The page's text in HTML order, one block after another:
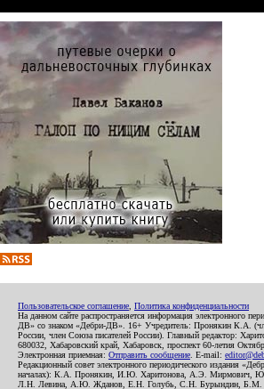
Пользовательское соглашение Политика конфиденциальности
На данном сайте распространяется информация электронного
ДВ» со знаком «Дебри-ДВ». 16+ Учредитель: Пронякин К.А.
России, член Союза писателей России). Главный редактор:
680032, Хабаровский край, Хабаровск, проспект 60-летия
Электронная приемная: Отправить сообщение . E-mail:
Редакционный совет электронного периодического издания
началах): К.А. Пронякин, И.Ю. Харитонова, А.Э. Мирмович,
Л.Н. Левина, А.Ю. Жданов, Е.Н. Голубь, С.Н. Бурындин, Б.М.